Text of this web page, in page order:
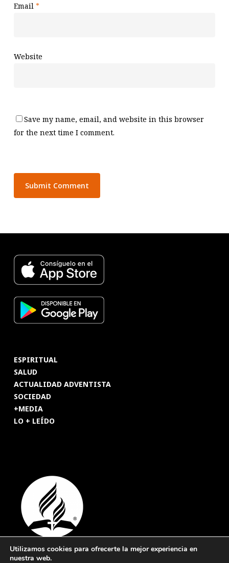
Email *
Website
Save my name, email, and website in this browser
for the next time I comment.
ESPIRITUAL
SALUD
ACTUALIDAD ADVENTISTA
SOCIEDAD
+MEDIA
LO + LEÍDO
Utilizamos cookies para ofrecerte la mejor experiencia en
nuestra web.